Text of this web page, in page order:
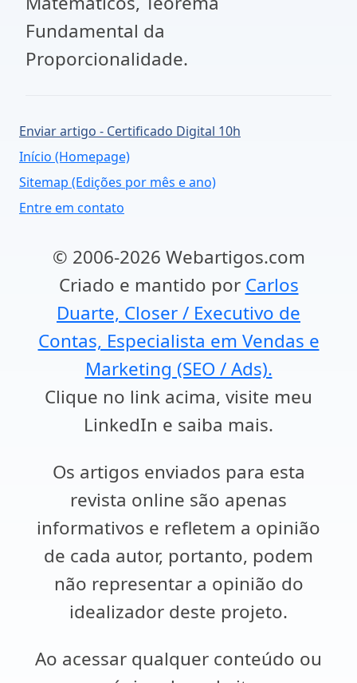
Fundamental da
Proporcionalidade.
Enviar artigo - Certificado Digital 10h
Início (Homepage)
Sitemap (Edições por mês e ano)
Entre em contato
© 2006-2026 Webartigos.com
Criado e mantido por Carlos
Duarte, Closer / Executivo de
Contas, Especialista em Vendas e
Marketing (SEO / Ads).
Clique no link acima, visite meu
LinkedIn e saiba mais.
Os artigos enviados para esta
revista online são apenas
informativos e refletem a opinião
de cada autor, portanto, podem
não representar a opinião do
idealizador deste projeto.
Ao acessar qualquer conteúdo ou